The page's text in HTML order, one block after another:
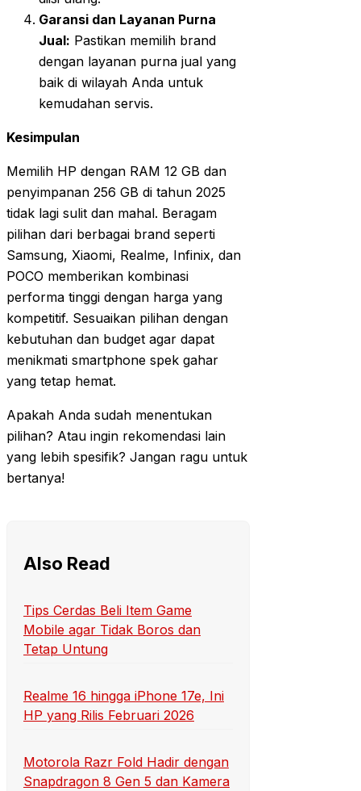
Garansi dan Layanan Purna
Jual: Pastikan memilih brand
dengan layanan purna jual yang
baik di wilayah Anda untuk
kemudahan servis.
Kesimpulan
Memilih HP dengan RAM 12 GB dan
penyimpanan 256 GB di tahun 2025
tidak lagi sulit dan mahal. Beragam
pilihan dari berbagai brand seperti
Samsung, Xiaomi, Realme, Infinix, dan
POCO memberikan kombinasi
performa tinggi dengan harga yang
kompetitif. Sesuaikan pilihan dengan
kebutuhan dan budget agar dapat
menikmati smartphone spek gahar
yang tetap hemat.
Apakah Anda sudah menentukan
pilihan? Atau ingin rekomendasi lain
yang lebih spesifik? Jangan ragu untuk
bertanya!
Also Read
Tips Cerdas Beli Item Game
Mobile agar Tidak Boros dan
Tetap Untung
Realme 16 hingga iPhone 17e, Ini
HP yang Rilis Februari 2026
Motorola Razr Fold Hadir dengan
Snapdragon 8 Gen 5 dan Kamera